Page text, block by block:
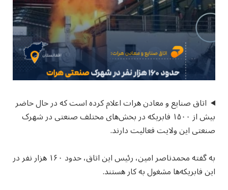
اتاق صنایع و معادن هرات اعلام کرده است که در حال حاضر
بیش از ۱۵۰۰ فابریکه در بخش‌های مختلف صنعتی در شهرک
صنعتی این ولایت فعالیت دارند.
به گفته محمدناصر امین، رئیس این اتاق، حدود ۱۶۰ هزار نفر در
این فابریکه‌ها مشغول به کار هستند.